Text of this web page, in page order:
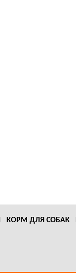
КОРМ ДЛЯ СОБАК